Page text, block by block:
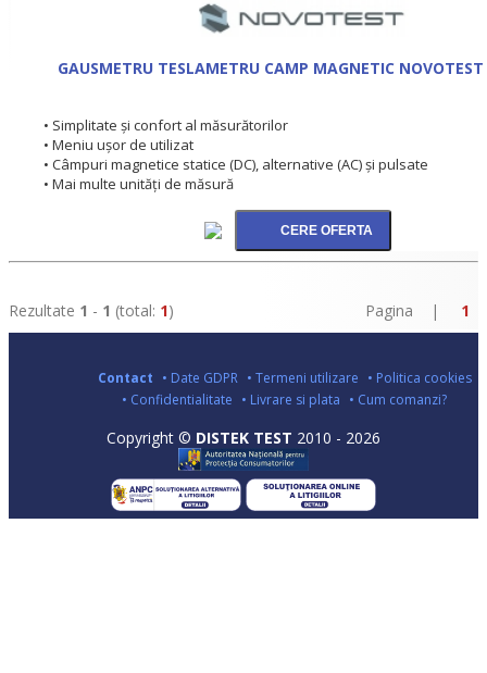
GAUSMETRU TESLAMETRU CAMP MAGNETIC
• Simplitate și confort al măsurătorilor
• Meniu ușor de utilizat
• Câmpuri magnetice statice (DC), alternative (AC) și pulsate
• Mai multe unități de măsură
Rezultate 1 - 1 (total: 1) Pagina | 1
Contact • Date GDPR • Termeni utilizare • Politica cookies
• Confidentialitate • Livrare si plata • Cum comanzi?
Copyright © DISTEK TEST 2010 - 2026